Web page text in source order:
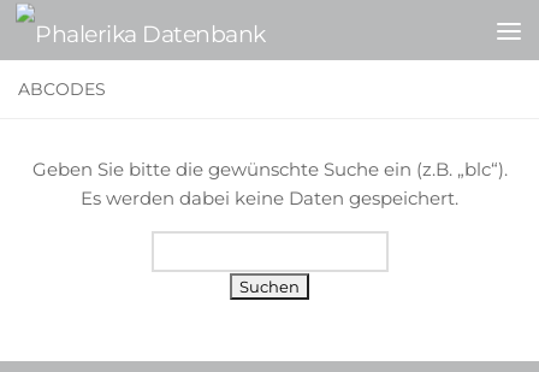
Zum Inhalt springen
ABCODES
Geben Sie bitte die gewünschte Suche ein (z.B. „blc“).
Es werden dabei keine Daten gespeichert.
Suchen